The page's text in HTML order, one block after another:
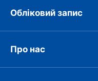
Обліковий запис
Про нас